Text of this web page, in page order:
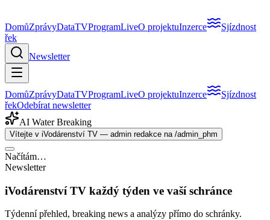
DomůZprávyDataTVProgramLiveO projektuInzerce
Sjízdnost
řek
Newsletter
DomůZprávyDataTVProgramLiveO projektuInzerce
Sjízdnost
řekOdebírat newsletter
AI Water Breaking
Vítejte v iVodárenství TV — admin redakce na /admin_phm
Načítám…
Newsletter
iVodárenství TV každý týden ve vaší schránce
Týdenní přehled, breaking news a analýzy přímo do schránky.